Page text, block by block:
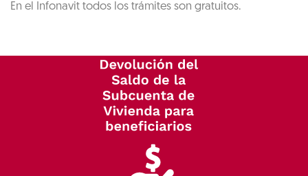
En el Infonavit todos los trámites son gratuitos.